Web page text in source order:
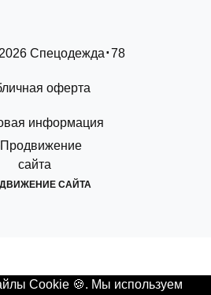
Спецодежда 78
оферта
информация
САЙТА
Cookie 🍪. Мы используем